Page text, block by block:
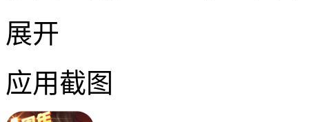
展开
应用截图